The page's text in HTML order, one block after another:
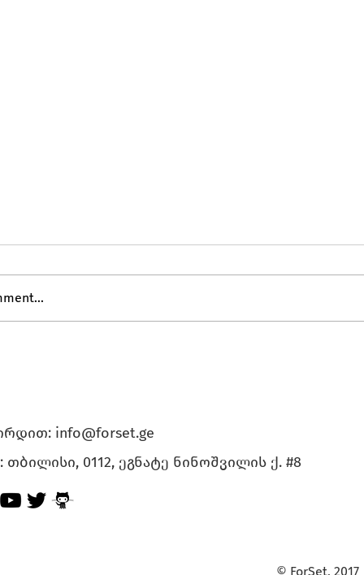
info@forset.ge
თბილისი, 0112, ეგნატე ნინოშვილის ქ. #8
© ForSet, 2017